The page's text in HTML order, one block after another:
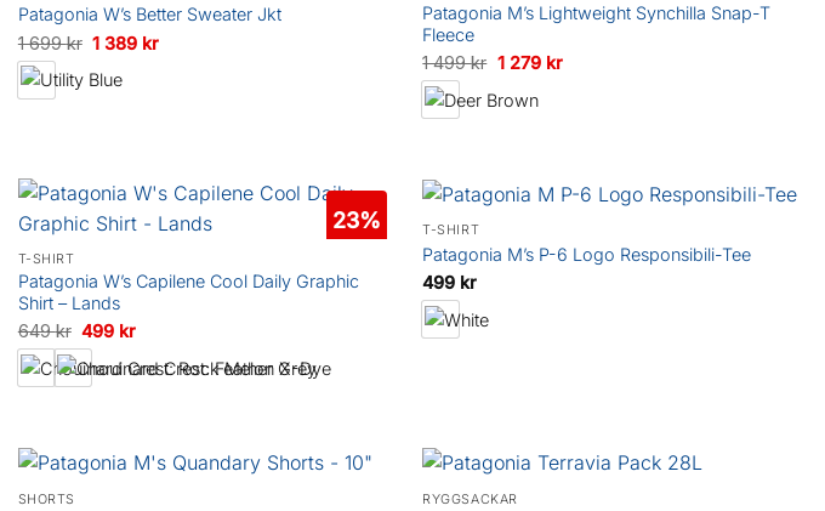
Patagonia W’s Better Sweater Jkt
1 699kr Det
priset
1 389 krDet
Patagonia M’s Lightweight Synchilla Snap-T
Fleece
1 499kr Det
priset
499 kr.
1 279 krDet
279 kr.
23%
T-SHIRT
Patagonia W’s Capilene Cool Daily Graphic
Shirt – Lands
649kr Det
ursprungliga
priset
499 krDet
priset
T-SHIRT
Patagonia M’s P-6 Logo Responsibili-Tee
499 kr
SHORTS RYGGSÄCKAR